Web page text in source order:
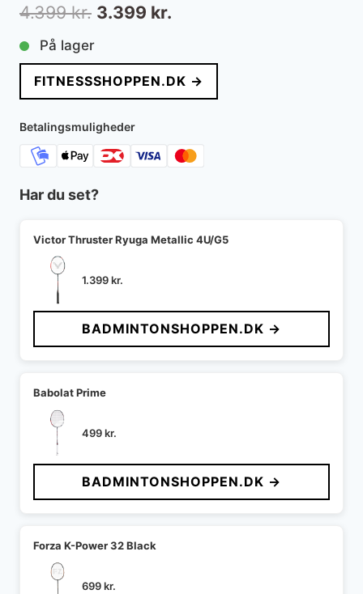
4.399kr. Den
pris
var:
4.399 kr..
3.399 kr.
pris
er:
På lager
FITNESSSHOPPEN.DK →
Betalingsmuligheder
Har du set?
Victor Thruster Ryuga Metallic 4U/G5
1.399kr.
BADMINTONSHOPPEN.DK →
Babolat Prime
499kr.
BADMINTONSHOPPEN.DK →
Forza K-Power 32 Black
699kr.